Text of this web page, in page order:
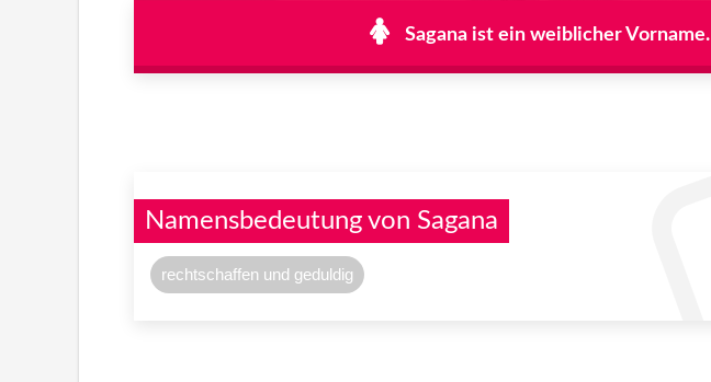
Sagana ist ein weiblicher Vorname.
Namensbedeutung von Sagana
rechtschaffen und geduldig